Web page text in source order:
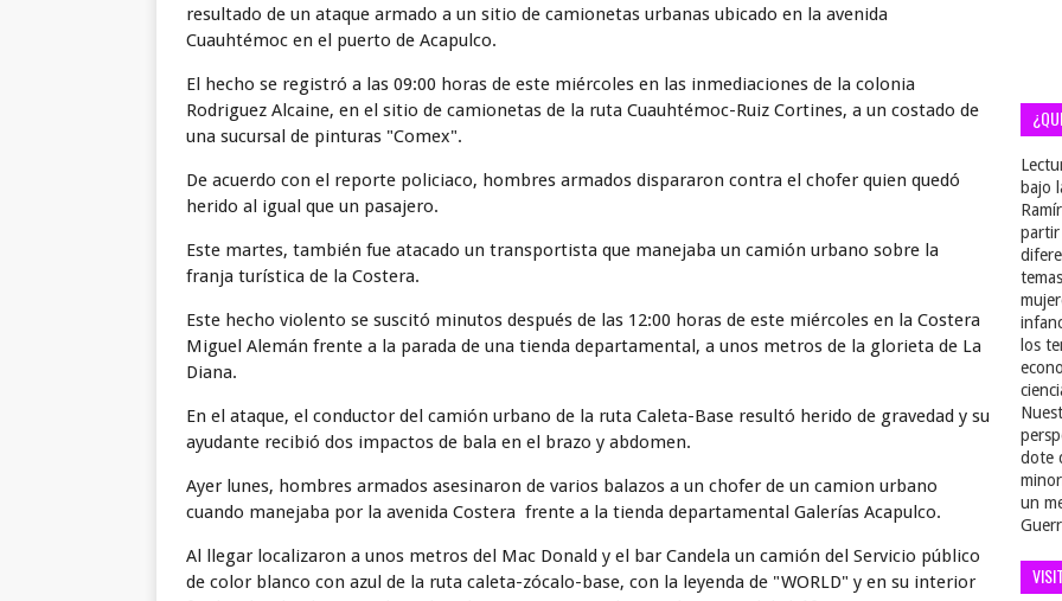
resultado de un ataque armado a un sitio de camionetas urbanas ubicado en la avenida
Cuauhtémoc en el puerto de Acapulco.
El hecho se registró a las 09:00 horas de este miércoles en las inmediaciones de la colonia
Rodriguez Alcaine, en el sitio de camionetas de la ruta Cuauhtémoc-Ruiz Cortines, a un costado de
una sucursal de pinturas "Comex".
De acuerdo con el reporte policiaco, hombres armados dispararon contra el chofer quien quedó
herido al igual que un pasajero.
Este martes, también fue atacado un transportista que manejaba un camión urbano sobre la
franja turística de la Costera.
Este hecho violento se suscitó minutos después de las 12:00 horas de este miércoles en la Costera
Miguel Alemán frente a la parada de una tienda departamental, a unos metros de la glorieta de La
Diana.
En el ataque, el conductor del camión urbano de la ruta Caleta-Base resultó herido de gravedad y su
ayudante recibió dos impactos de bala en el brazo y abdomen.
Ayer lunes, hombres armados asesinaron de varios balazos a un chofer de un camion urbano
cuando manejaba por la avenida Costera frente a la tienda departamental Galerías Acapulco.
Al llegar localizaron a unos metros del Mac Donald y el bar Candela un camión del Servicio público
de color blanco con azul de la ruta caleta-zócalo-base, con la leyenda de "WORLD" y en su interior
bajo
partir
los
dote
un